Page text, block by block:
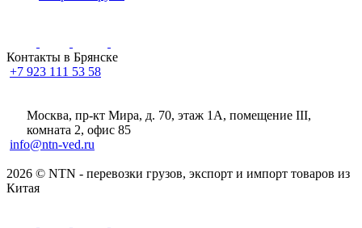
Контакты в Брянске
+7 923 111 53 58
Москва, пр-кт Мира, д. 70, этаж 1А, помещение III,
комната 2, офис 85
info@ntn-ved.ru
2026 © NTN - перевозки грузов, экспорт и импорт товаров из
Китая